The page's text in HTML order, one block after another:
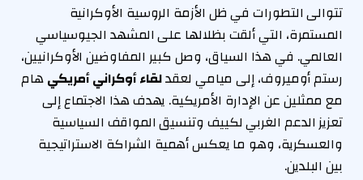
تتوالى التطورات في ظل الأزمة الروسية الأوكرانية
المستمرة، التي ألقت بظلالها على المشهد الجيوسياسي
العالمي. في هذا السياق، وصل كبير المفاوضين الأوكرانيين،
رستم أوميروف، إلى ميامي لعقدلقاء أوكراني أمريكيهام
مع ممثلين عن الإدارة الأمريكية. يهدف هذا الاجتماع إلى
تعزيز الدعم الغربي لكييف وتنسيق المواقف السياسية
والعسكرية، وهو ما يعكس أهمية الشراكة الاستراتيجية
بين البلدين.